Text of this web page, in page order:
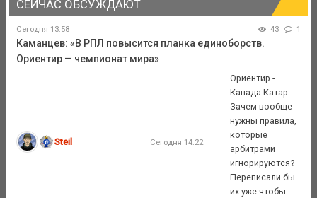
СЕЙЧАС ОБСУЖДАЮТ
Сегодня 13:58 43 1
Каманцев: «В РПЛ повысится планка единоборств.
Ориентир — чемпионат мира»
Steil Сегодня 14:22
Ориентир -
Канада-Катар...
Зачем вообще
нужны правила,
которые
арбитрами
игнорируются?
Переписали бы
их уже чтобы